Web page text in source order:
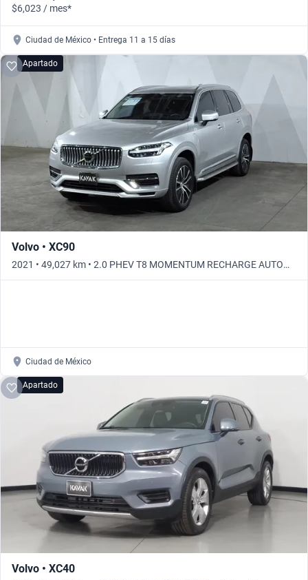
$6,023 / mes*
Ciudad de México • Entrega 11 a 15 días
Apartado
Volvo • XC90
2021 • 49,027 km • 2.0 PHEV T8 MOMENTUM RECHARGE AUTO
AWD • Automático
Ciudad de México
Apartado
Volvo • XC40